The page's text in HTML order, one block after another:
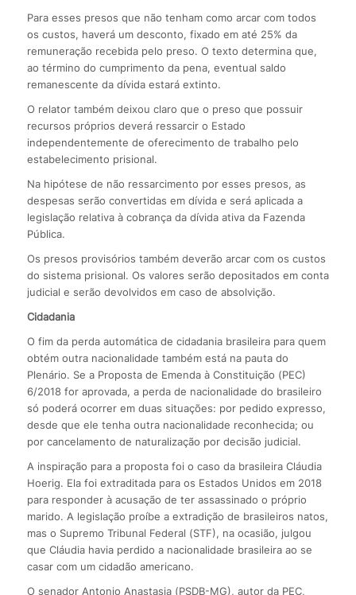
Para esses presos que não tenham como arcar com todos
os custos, haverá um desconto, fixado em até 25% da
remuneração recebida pelo preso. O texto determina que,
ao término do cumprimento da pena, eventual saldo
remanescente da dívida estará extinto.
O relator também deixou claro que o preso que possuir
recursos próprios deverá ressarcir o Estado
independentemente de oferecimento de trabalho pelo
estabelecimento prisional.
Na hipótese de não ressarcimento por esses presos, as
despesas serão convertidas em dívida e será aplicada a
legislação relativa à cobrança da dívida ativa da Fazenda
Pública.
Os presos provisórios também deverão arcar com os custos
do sistema prisional. Os valores serão depositados em conta
judicial e serão devolvidos em caso de absolvição.
Cidadania
O fim da perda automática de cidadania brasileira para quem
obtém outra nacionalidade também está na pauta do
Plenário. Se a Proposta de Emenda à Constituição (PEC)
6/2018 for aprovada, a perda de nacionalidade do brasileiro
só poderá ocorrer em duas situações: por pedido expresso,
desde que ele tenha outra nacionalidade reconhecida; ou
por cancelamento de naturalização por decisão judicial.
A inspiração para a proposta foi o caso da brasileira Cláudia
Hoerig. Ela foi extraditada para os Estados Unidos em 2018
para responder à acusação de ter assassinado o próprio
marido. A legislação proíbe a extradição de brasileiros natos,
mas o Supremo Tribunal Federal (STF), na ocasião, julgou
que Cláudia havia perdido a nacionalidade brasileira ao se
casar com um cidadão americano.
O senador Antonio Anastasia (PSDB-MG), autor da PEC,